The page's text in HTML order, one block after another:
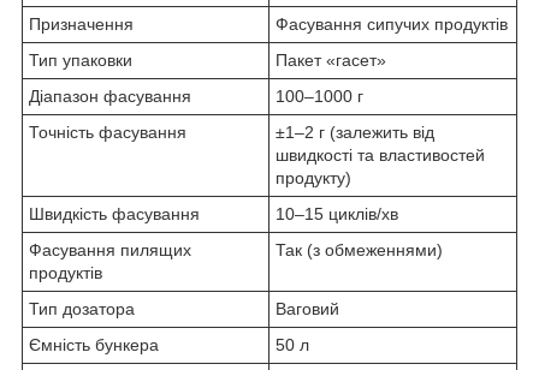
Призначення
Фасування сипучих продуктів
Тип упаковки
Пакет «гасет»
Діапазон фасування
100–1000 г
Точність фасування
±1–2 г (залежить від
швидкості та властивостей
продукту)
Швидкість фасування
10–15 циклів/хв
Фасування пилящих
продуктів
Так (з обмеженнями)
Тип дозатора
Ваговий
Ємність бункера
50 л